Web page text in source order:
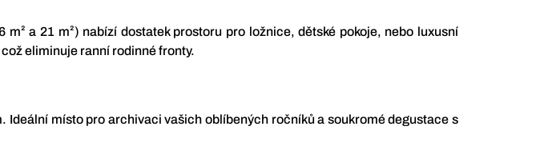
a 21 m²) nabízí dostatek prostoru pro ložnice, dětské pokoje, nebo luxusní
eliminuje ranní rodinné fronty.
místo pro archivaci vašich oblíbených ročníků a soukromé degustace s